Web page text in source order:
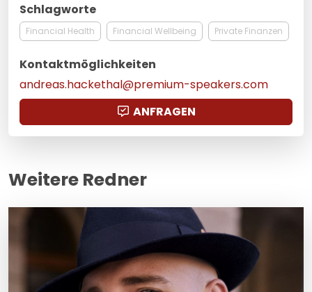
Schlagworte
Financial Health Financial Wellbeing Private Finanzen
Kontaktmöglichkeiten
andreas.hackethal@premium-speakers.com
ANFRAGEN
Weitere Redner